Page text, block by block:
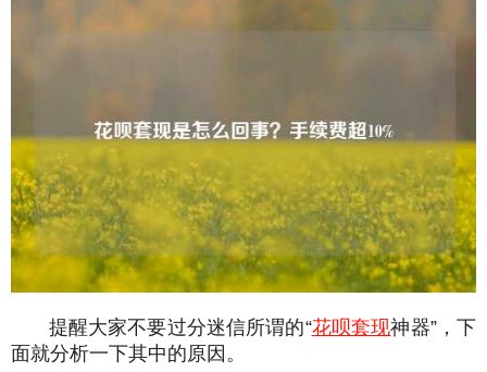
提醒大家不要过分迷信所谓的“花呗套现神器”，下
面就分析一下其中的原因。